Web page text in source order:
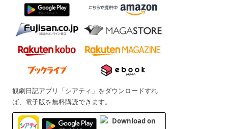
観劇日記アプリ「シアティ」をダウンロードすれ
ば、電子版を無料購読できます。